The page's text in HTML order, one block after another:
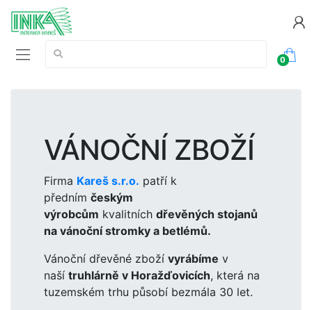
Vyhledávání:
0
VÁNOČNÍ ZBOŽÍ
Firma Kareš s.r.o. patří k
předním českým
výrobcům kvalitních dřevěných stojanů
na vánoční stromky a betlémů.
Vánoční dřevěné zboží vyrábíme v
naší truhlárně v Horažďovicích, která na
tuzemském trhu působí bezmála 30 let.